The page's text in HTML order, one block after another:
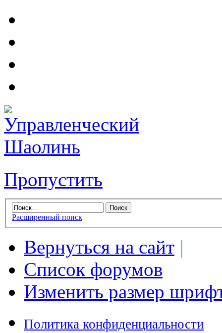
Пропустить
Расширенный поиск
Вернуться на сайт |
Список форумов
Изменить размер
Политика конфиденциальности